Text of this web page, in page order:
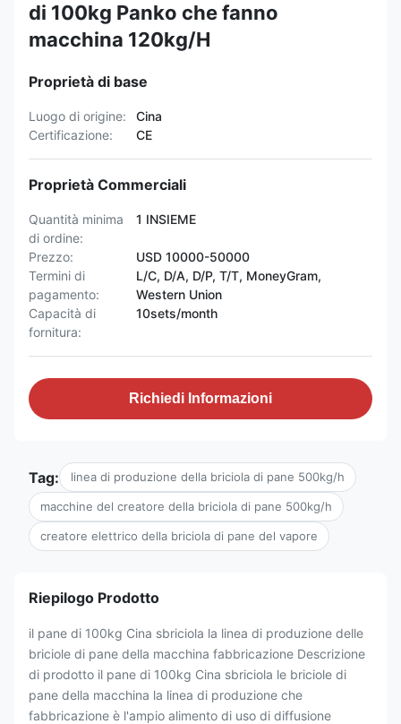
di 100kg Panko che fanno
macchina 120kg/H
Proprietà di base
Luogo di origine:
Cina
Certificazione:
CE
Proprietà Commerciali
Quantità minima
di ordine:
1 INSIEME
Prezzo:
USD 10000-50000
Termini di
pagamento:
L/C, D/A, D/P, T/T, MoneyGram,
Western Union
Capacità di
fornitura:
10sets/month
Richiedi Informazioni
Tag: linea di produzione della briciola di pane 500kg/h
macchine del creatore della briciola di pane 500kg/h
creatore elettrico della briciola di pane del vapore
Riepilogo Prodotto
il pane di 100kg Cina sbriciola la linea di produzione delle
briciole di pane della macchina fabbricazione Descrizione
di prodotto il pane di 100kg Cina sbriciola le briciole di
pane della macchina la linea di produzione che
fabbricazione è l'ampio alimento di uso di diffusione